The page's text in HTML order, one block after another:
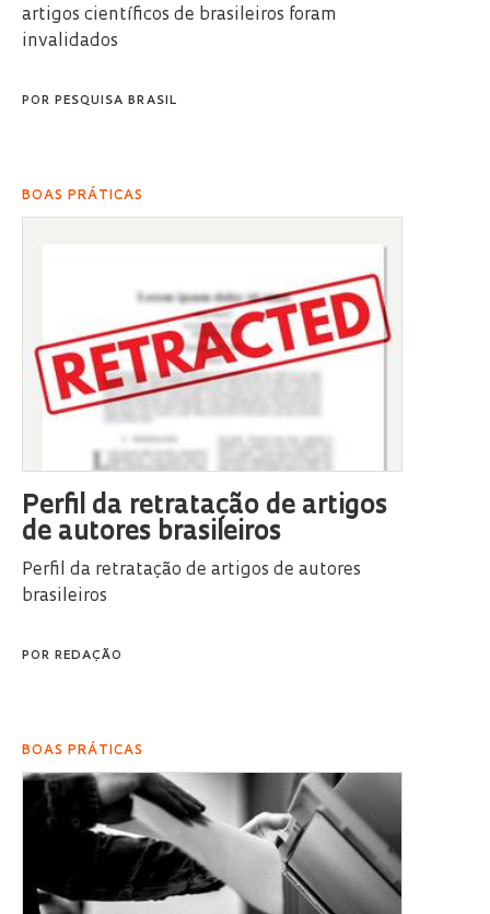
artigos científicos de brasileiros foram
invalidados
POR PESQUISA BRASIL
BOAS PRÁTICAS
Perfil da retratação de artigos
de autores brasileiros
Perfil da retratação de artigos de autores
brasileiros
POR REDAÇÃO
BOAS PRÁTICAS